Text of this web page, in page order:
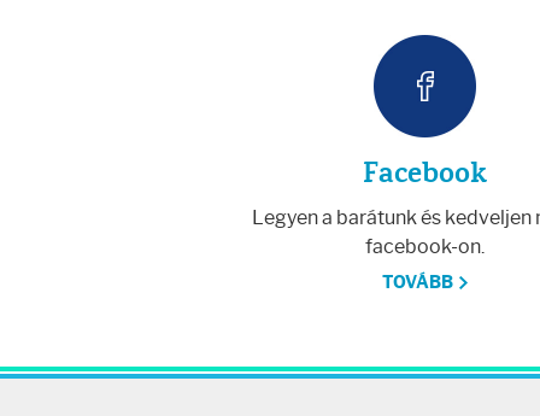
Facebook
Legyen a barátunk és kedveljen
facebook-on.
TOVÁBB